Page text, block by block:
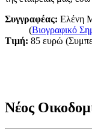
Συγγραφέας: Ελένη
(Βιογραφικό
Τιμή: 85 ευρώ
Νέος